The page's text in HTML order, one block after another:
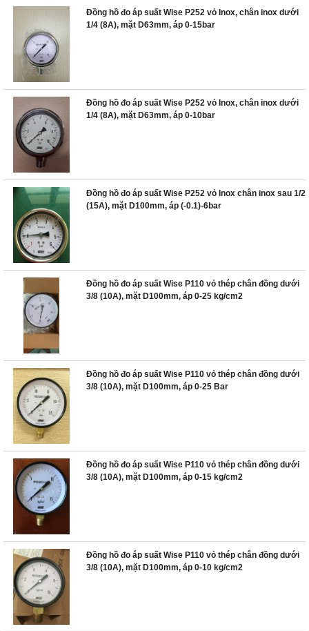
Đồng hồ đo áp suất Wise P252 vỏ Inox, chân inox dưới
1/4 (8A), mặt D63mm, áp 0-15bar
Đồng hồ đo áp suất Wise P252 vỏ Inox, chân inox dưới
1/4 (8A), mặt D63mm, áp 0-10bar
Đồng hồ đo áp suất Wise P252 vỏ Inox chân inox sau 1/2
(15A), mặt D100mm, áp (-0.1)-6bar
Đồng hồ đo áp suất Wise P110 vỏ thép chân đồng dưới
3/8 (10A), mặt D100mm, áp 0-25 kg/cm2
Đồng hồ đo áp suất Wise P110 vỏ thép chân đồng dưới
3/8 (10A), mặt D100mm, áp 0-25 Bar
Đồng hồ đo áp suất Wise P110 vỏ thép chân đồng dưới
3/8 (10A), mặt D100mm, áp 0-15 kg/cm2
Đồng hồ đo áp suất Wise P110 vỏ thép chân đồng dưới
3/8 (10A), mặt D100mm, áp 0-10 kg/cm2